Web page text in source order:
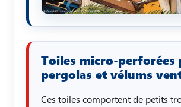
Toiles micro-perforées
pergolas et vélums
Ces toiles comportent de petits